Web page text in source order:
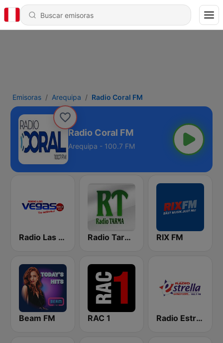
Emisoras Arequipa Radio Coral FM
Radio Coral FM
Arequipa - 100.7 FM
Radio Las Vegas Cusco Radio Tarma RIX FM
Beam FM RAC 1 Radio Estrella